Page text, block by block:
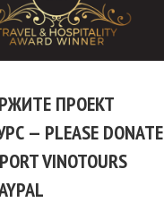
ПРОЕКТ
— PLEASE DONATE
VINOTOURS